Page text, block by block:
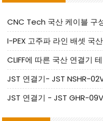
I-PEX 고주파 라인 배셋 국
CLIFF에 따른 국산 연결기